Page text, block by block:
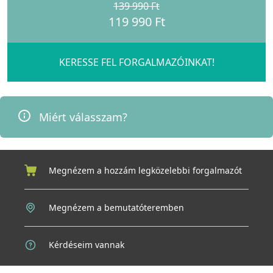
139 990 Ft
119 990 Ft
KERESSE FEL FORGALMAZÓINKAT!
Miért válasszam?
Megnézem a hozzám legközelebbi forgalmazót
Megnézem a bemutatóteremben
Kérdéseim vannak